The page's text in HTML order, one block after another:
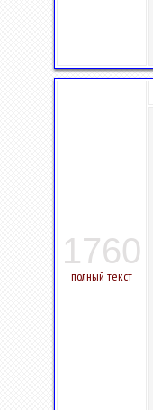
1760
полный текст